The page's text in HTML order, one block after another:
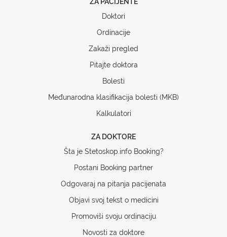
Doktori
Ordinacije
Zakaži pregled
Pitajte doktora
Bolesti
Međunarodna klasifikacija bolesti (MKB)
Kalkulatori
ZA DOKTORE
Šta je Stetoskop.info Booking?
Postani Booking partner
Odgovaraj na pitanja pacijenata
Objavi svoj tekst o medicini
Promoviši svoju ordinaciju
Novosti za doktore